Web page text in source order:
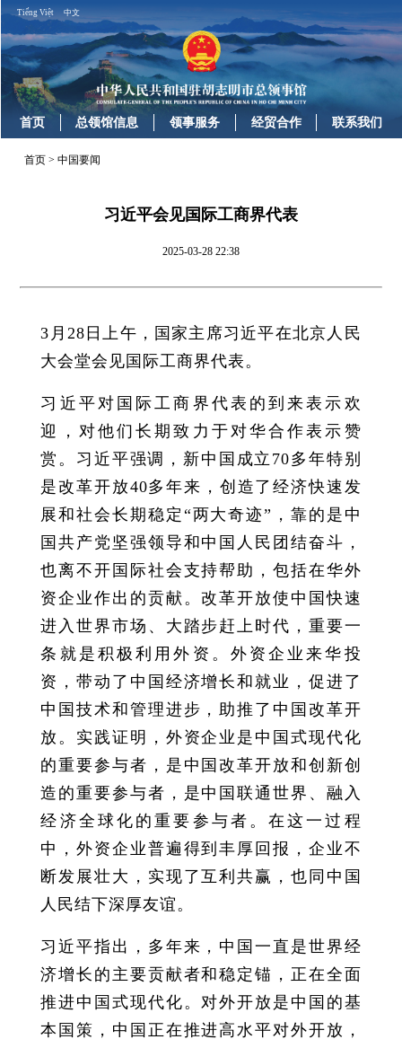
Tiếng Việt 中文
首页 总领馆信息 领事服务 经贸合作 联系我们
首页 >中国要闻
习近平会见国际工商界代表
2025-03-28 22:38
3月28日上午，国家主席习近平在北京人民
大会堂会见国际工商界代表。
习近平对国际工商界代表的到来表示欢
迎，对他们长期致力于对华合作表示赞
赏。习近平强调，新中国成立70多年特别
是改革开放40多年来，创造了经济快速发
展和社会长期稳定“两大奇迹”，靠的是中
国共产党坚强领导和中国人民团结奋斗，
也离不开国际社会支持帮助，包括在华外
资企业作出的贡献。改革开放使中国快速
进入世界市场、大踏步赶上时代，重要一
条就是积极利用外资。外资企业来华投
资，带动了中国经济增长和就业，促进了
中国技术和管理进步，助推了中国改革开
放。实践证明，外资企业是中国式现代化
的重要参与者，是中国改革开放和创新创
造的重要参与者，是中国联通世界、融入
经济全球化的重要参与者。在这一过程
中，外资企业普遍得到丰厚回报，企业不
断发展壮大，实现了互利共赢，也同中国
人民结下深厚友谊。
习近平指出，多年来，中国一直是世界经
济增长的主要贡献者和稳定锚，正在全面
推进中国式现代化。对外开放是中国的基
本国策，中国正在推进高水平对外开放，